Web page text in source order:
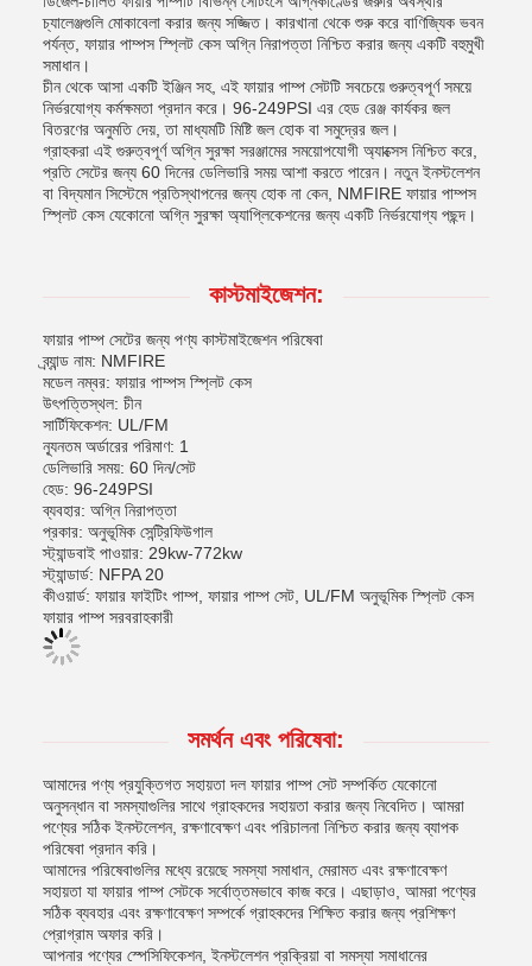
চ্যালেঞ্জগুলি মোকাবেলা করার জন্য সজ্জিত। কারখানা থেকে শুরু করে বাণিজ্যিক ভবন
পর্যন্ত, ফায়ার পাম্পস স্প্লিট কেস অগ্নি নিরাপত্তা নিশ্চিত করার জন্য একটি বহুমুখী
সমাধান।
চীন থেকে আসা একটি ইঞ্জিন সহ, এই ফায়ার পাম্প সেটটি সবচেয়ে গুরুত্বপূর্ণ সময়ে
নির্ভরযোগ্য কর্মক্ষমতা প্রদান করে। 96-249PSI এর হেড রেঞ্জ কার্যকর জল
বিতরণের অনুমতি দেয়, তা মাধ্যমটি মিষ্টি জল হোক বা সমুদ্রের জল।
গ্রাহকরা এই গুরুত্বপূর্ণ অগ্নি সুরক্ষা সরঞ্জামের সময়োপযোগী অ্যাক্সেস নিশ্চিত করে,
প্রতি সেটের জন্য 60 দিনের ডেলিভারি সময় আশা করতে পারেন। নতুন ইনস্টলেশন
বা বিদ্যমান সিস্টেমে প্রতিস্থাপনের জন্য হোক না কেন, NMFIRE ফায়ার পাম্পস
স্প্লিট কেস যেকোনো অগ্নি সুরক্ষা অ্যাপ্লিকেশনের জন্য একটি নির্ভরযোগ্য পছন্দ।
কাস্টমাইজেশন:
ফায়ার পাম্প সেটের জন্য পণ্য কাস্টমাইজেশন পরিষেবা
ব্র্যান্ড নাম: NMFIRE
মডেল নম্বর: ফায়ার পাম্পস স্প্লিট কেস
উৎপত্তিস্থল: চীন
সার্টিফিকেশন: UL/FM
ন্যূনতম অর্ডারের পরিমাণ: 1
ডেলিভারি সময়: 60 দিন/সেট
হেড: 96-249PSI
ব্যবহার: অগ্নি নিরাপত্তা
প্রকার: অনুভূমিক সেন্ট্রিফিউগাল
স্ট্যান্ডবাই পাওয়ার: 29kw-772kw
স্ট্যান্ডার্ড: NFPA 20
কীওয়ার্ড: ফায়ার ফাইটিং পাম্প, ফায়ার পাম্প সেট, UL/FM অনুভূমিক স্প্লিট কেস
ফায়ার পাম্প সরবরাহকারী
সমর্থন এবং পরিষেবা:
আমাদের পণ্য প্রযুক্তিগত সহায়তা দল ফায়ার পাম্প সেট সম্পর্কিত যেকোনো
অনুসন্ধান বা সমস্যাগুলির সাথে গ্রাহকদের সহায়তা করার জন্য নিবেদিত। আমরা
পণ্যের সঠিক ইনস্টলেশন, রক্ষণাবেক্ষণ এবং পরিচালনা নিশ্চিত করার জন্য ব্যাপক
পরিষেবা প্রদান করি।
আমাদের পরিষেবাগুলির মধ্যে রয়েছে সমস্যা সমাধান, মেরামত এবং রক্ষণাবেক্ষণ
সহায়তা যা ফায়ার পাম্প সেটকে সর্বোত্তমভাবে কাজ করে। এছাড়াও, আমরা পণ্যের
সঠিক ব্যবহার এবং রক্ষণাবেক্ষণ সম্পর্কে গ্রাহকদের শিক্ষিত করার জন্য প্রশিক্ষণ
প্রোগ্রাম অফার করি।
আপনার পণ্যের স্পেসিফিকেশন, ইনস্টলেশন প্রক্রিয়া বা সমস্যা সমাধানের